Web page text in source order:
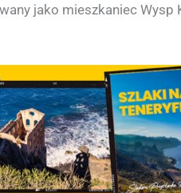
jako mieszkaniec